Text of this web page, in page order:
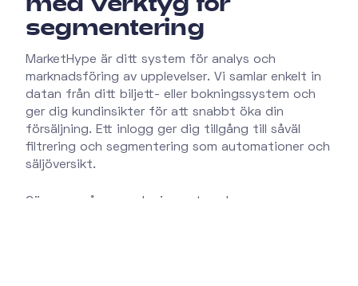
segmentering
MarketHype är ditt system för analys och
marknadsföring av upplevelser. Vi samlar enkelt in
datan från ditt biljett- eller bokningssystem och
ger dig kundinsikter för att snabbt öka din
försäljning. Ett inlogg ger dig tillgång till såväl
filtrering och segmentering som automationer och
säljöversikt.
Gör som många andra i event- och